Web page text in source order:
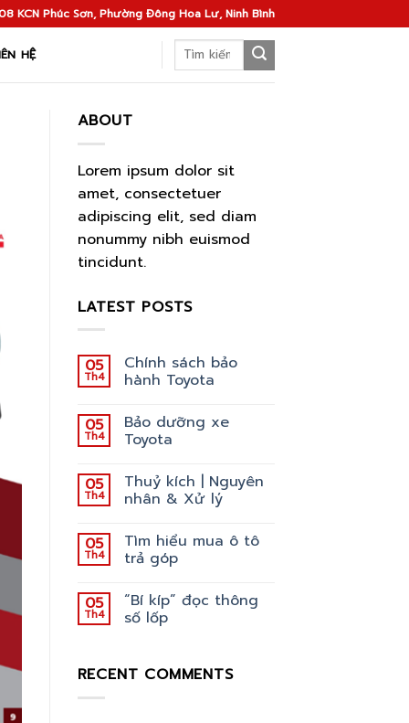
KCN Phúc Sơn, Phường Đông Hoa Lư, Ninh Bình
HỆ
Search
ABOUT
Lorem ipsum dolor sit
amet, consectetuer
adipiscing elit, sed diam
nonummy nibh euismod
tincidunt.
LATEST POSTS
05
Th4
Chính sách bảo
hành Toyota
05
Th4
Bảo dưỡng xe
Toyota
05
Th4
Thuỷ kích | Nguyên
nhân & Xử lý
05
Th4
Tìm hiểu mua ô tô
trả góp
05
Th4
“Bí kíp” đọc thông
số lốp
RECENT COMMENTS